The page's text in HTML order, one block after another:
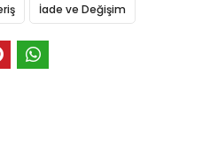
İade ve Değişim